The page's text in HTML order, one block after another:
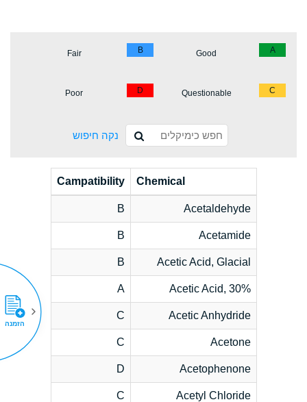
A
Good
B
Fair
C
Questionable
D
Poor
נקה חיפוש
Chemical
Campatibility
Acetaldehyde
B
Acetamide
B
Acetic Acid, Glacial
B
Acetic Acid, 30%
A
Acetic Anhydride
C
Acetone
C
Acetophenone
D
Acetyl Chloride
C
הזמנה